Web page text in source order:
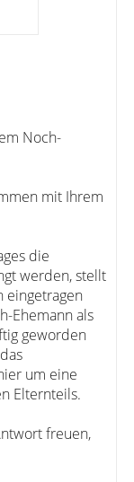
Noch-
mit Ihrem
die
werden, stellt
eingetragen
Ehemann als
geworden
um eine
Elternteils.
freuen,